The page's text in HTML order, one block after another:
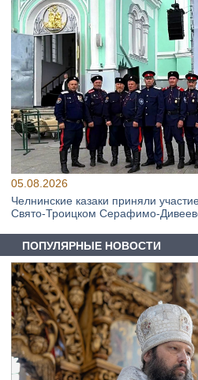
05.08.2026
Челнинские казаки приняли
Свято‑Троицком
ПОПУЛЯРНЫЕ НОВОСТИ